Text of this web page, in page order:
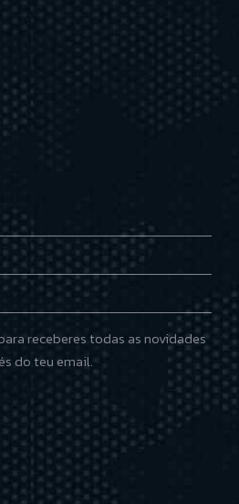
receberes todas as novidades
do teu email.